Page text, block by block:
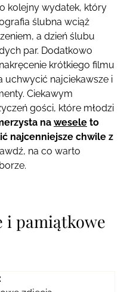
kolejny wydatek, który
ślubna wciąż
a dzień ślubu
par. Dodatkowo
krótkiego filmu
uchwycić najciekawsze i
Ciekawym
gości, które młodzi
na wesele to
najcenniejsze chwile z
na co warto
i pamiątkowe